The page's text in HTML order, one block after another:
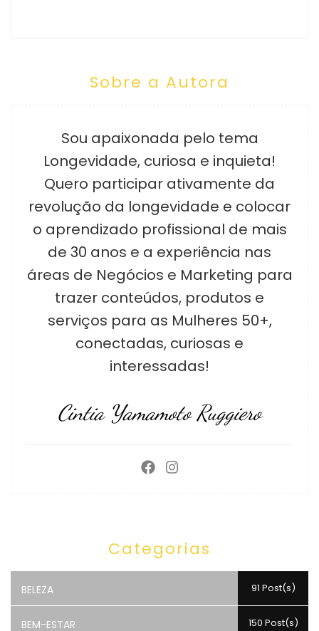
Sobre a Autora
Sou apaixonada pelo tema
Longevidade, curiosa e inquieta!
Quero participar ativamente da
revolução da longevidade e colocar
o aprendizado profissional de mais
de 30 anos e a experiência nas
áreas de Negócios e Marketing para
trazer conteúdos, produtos e
serviços para as Mulheres 50+,
conectadas, curiosas e
interessadas!
Cintia Yamamoto Ruggiero
Categorias
BELEZA 91 Post(s)
BEM-ESTAR 150 Post(s)